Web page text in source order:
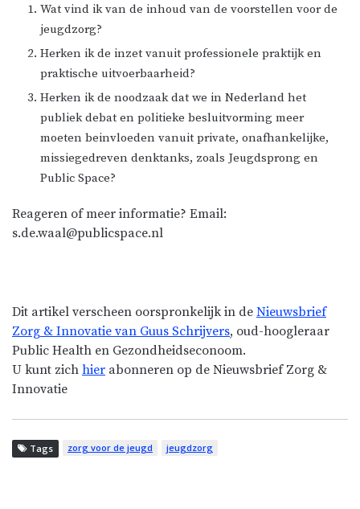
Wat vind ik van de inhoud van de voorstellen voor de
jeugdzorg?
Herken ik de inzet vanuit professionele praktijk en
praktische uitvoerbaarheid?
Herken ik de noodzaak dat we in Nederland het
publiek debat en politieke besluitvorming meer
moeten beinvloeden vanuit private, onafhankelijke,
missiegedreven denktanks, zoals Jeugdsprong en
Public Space?
Reageren of meer informatie? Email:
s.de.waal@publicspace.nl
Dit artikel verscheen oorspronkelijk in de Nieuwsbrief
Zorg & Innovatie van Guus Schrijvers, oud-hoogleraar
Public Health en Gezondheidseconoom.
U kunt zich hier abonneren op de Nieuwsbrief Zorg &
Innovatie
Tags zorg voor de jeugd jeugdzorg